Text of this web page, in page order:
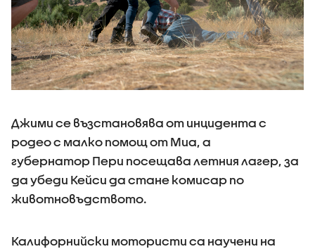
Джими се възстановява от инцидента с
родео с малко помощ от Миа, а
губернатор Пери посещава летния лагер, за
да убеди Кейси да стане комисар по
животновъдството.
Калифорнийски мотористи са научени на